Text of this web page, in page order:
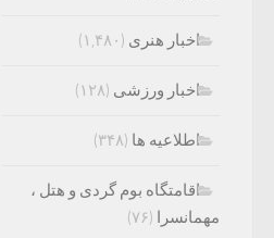
اخبار هنری (۱,۴۸۰)
اخبار ورزشی (۱۲۸)
اطلاعیه ها (۳۴۸)
اقامتگاه بوم گردی و هتل ،
مهمانسرا (۷۶)